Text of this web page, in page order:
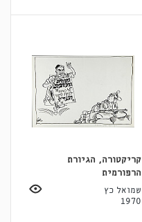
קריקטורה, הגיורת
הרפורמית
שמואל כץ
1970